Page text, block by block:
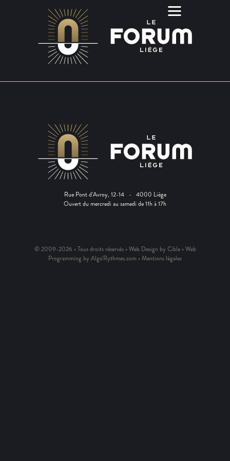
Rue Pont d'Avroy, 12-14 - 4000 Liège
Ouvert du mercredi au samedi de 11h à 17h
© 2009-2026 • Tous droits réservés • Web Design by Cible • Web
Programming by Algo'Rythmes.com •Mentions légales